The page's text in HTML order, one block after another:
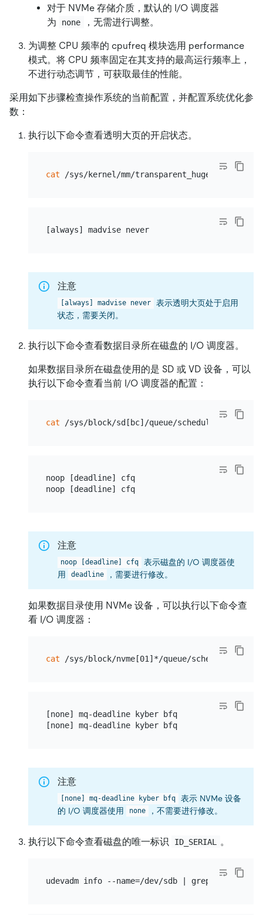
对于 NVMe 存储介质，默认的 I/O 调度器
为
none ，无需进行调整。
为调整 CPU 频率的 cpufreq 模块选用 performance
模式。将 CPU 频率固定在其支持的最高运行频率上，
不进行动态调节，可获取最佳的性能。
采用如下步骤检查操作系统的当前配置，并配置系统优化参
数：
执行以下命令查看透明大页的开启状态。
cat
[always] madvise never
注意
[always] madvise never
表示透明大页处于启用
状态，需要关闭。
执行以下命令查看数据目录所在磁盘的 I/O 调度器。
如果数据目录所在磁盘使用的是 SD 或 VD 设备，可以
执行以下命令查看当前 I/O 调度器的配置：
cat
noop [deadline] cfq
noop [deadline] cfq
注意
noop [deadline] cfq
表示磁盘的 I/O 调度器使
用
deadline ，需要进行修改。
如果数据目录使用 NVMe 设备，可以执行以下命令查
看 I/O 调度器：
cat
[none] mq-deadline kyber bfq
[none] mq-deadline kyber bfq
注意
[none] mq-deadline kyber bfq
表示 NVMe 设备
的 I/O 调度器使用
none ，不需要进行修改。
执行以下命令查看磁盘的唯一标识 ID_SERIAL 。